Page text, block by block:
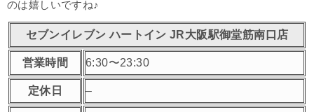
のは嬉しいですね♪
セブンイレブン ハートイン JR大阪駅御堂筋南口店
営業時間 6:30〜23:30
定休日 –